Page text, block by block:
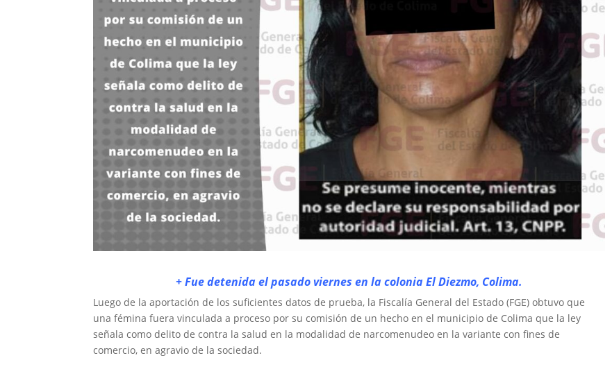
+ Fue detenida el pasado viernes en la colonia El Diezmo, Colima.
Luego de la aportación de los suficientes datos de prueba, la Fiscalía General del Estado (FGE) obtuvo que
una fémina fuera vinculada a proceso por su comisión de un hecho en el municipio de Colima que la ley
señala como delito de contra la salud en la modalidad de narcomenudeo en la variante con fines de
comercio, en agravio de la sociedad.